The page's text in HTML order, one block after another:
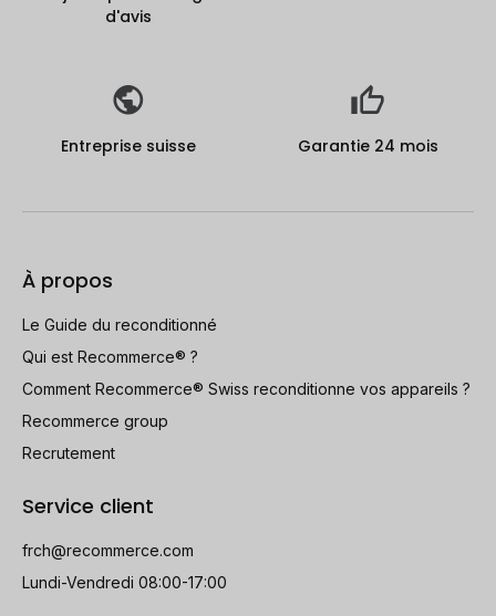
d'avis
Entreprise suisse Garantie 24 mois
À propos
Le Guide du reconditionné
Qui est Recommerce® ?
Comment Recommerce® Swiss reconditionne vos appareils ?
Recommerce group
Recrutement
Service client
frch@recommerce.com
Lundi-Vendredi 08:00-17:00